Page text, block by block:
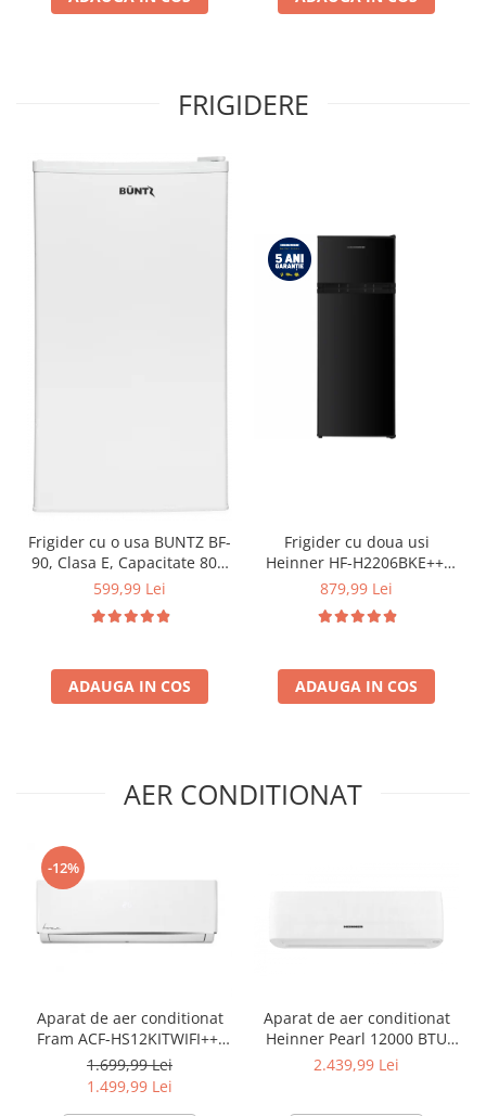
FRIGIDERE
Frigider cu o usa BUNTZ BF-
90, Clasa E, Capacitate 80L,
Iluminare interioara,
cm, Alb
599,99 Lei
ADAUGA IN COS
Frigider cu doua usi
Heinner HF-H2206BKE++,
206 l, Clasa E, lumina LED, 3
Negru
879,99 Lei
ADAUGA IN COS
AER CONDITIONAT
-12%
Aparat de aer conditionat
Fram ACF-HS12KITWIFI++,
12000 BTU, Wifi, Kit
instalare inclus, Functie
Sleep, Clasa A++
1.699,99 Lei
1.499,99 Lei
Aparat de aer conditionat
Heinner Pearl 12000 BTU
Wi-Fi, Clasa A+++/A+++, AI
2.439,99 Lei